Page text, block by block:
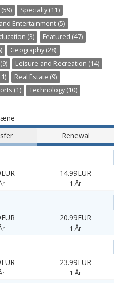
Specialty (11)
Entertainment (5)
(3)
Featured (47)
Geography (28)
Leisure and Recreation (14)
Real Estate (9)
(1) Technology (10)
Renewal
14.99EUR
1 År
20.99EUR
1 År
23.99EUR
1 År